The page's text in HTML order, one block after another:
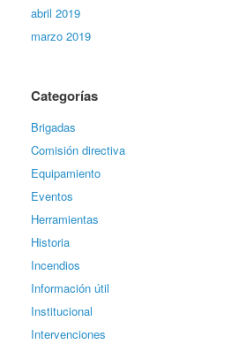
abril 2019
marzo 2019
Categorías
Brigadas
Comisión directiva
Equipamiento
Eventos
Herramientas
Historia
Incendios
Información útil
Institucional
Intervenciones